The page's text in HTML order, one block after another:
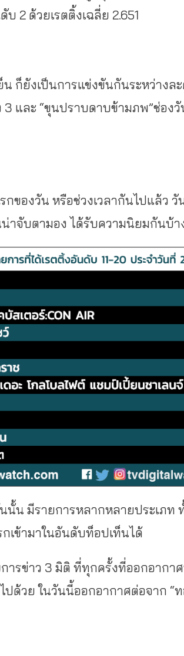
2 ด้วยเรตติ้งเฉลี่ย 2.651
ก็ยังเป็นการแข่งขันกันระหว่างละ
3 และ “ขุนปราบดาบข้ามภพ”ช่องวั
ของวัน หรือช่วงเวลากันไปแล้ว วั
าจับตามอง ได้รับความนิยมกันบ้า
นั้น มีรายการหลากหลายประเภท
เข้ามาในอันดับท็อปเท็นได้
ารข่าว 3 มิติ ที่ทุกครั้งที่ออกอากา
ปด้วย ในวันนี้ออกอากาศต่อจาก “